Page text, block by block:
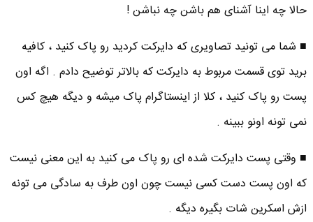
حالا چه اینا آشنای هم باشن چه نباشن !
■ شما می تونید تصاویری که دایرکت کردید رو پاک کنید ، کافیه
برید توی قسمت مربوط به دایرکت که بالاتر توضیح دادم . اگه اون
پست رو پاک کنید ، کلا از اینستاگرام پاک میشه و دیگه هیچ کس
نمی تونه اونو ببینه .
■ وقتی پست دایرکت شده ای رو پاک می کنید به این معنی نیست
که اون پست دست کسی نیست چون اون طرف به سادگی می تونه
ازش اسکرین شات بگیره دیگه .